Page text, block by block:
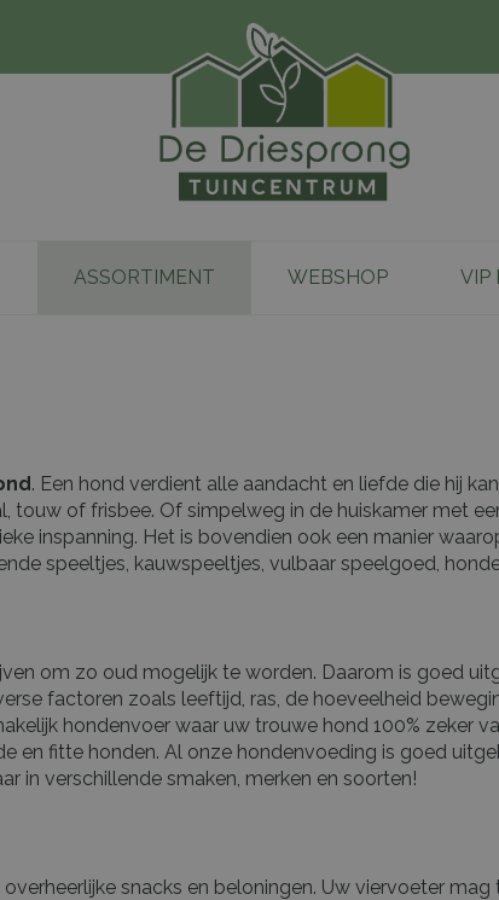
ASSORTIMENT WEBSHOP VIP
. Een hond verdient alle aandacht en liefde die hij
touw of frisbee. Of simpelweg in de huiskamer met
inspanning. Het is bovendien ook een manier
speeltjes, kauwspeeltjes, vulbaar speelgoed,
om zo oud mogelijk te worden. Daarom is goed
factoren zoals leeftijd, ras, de hoeveelheid
hondenvoer waar uw trouwe hond 100% zeker
en fitte honden. Al onze hondenvoeding is goed
in verschillende smaken, merken en soorten!
snacks en beloningen. Uw viervoeter